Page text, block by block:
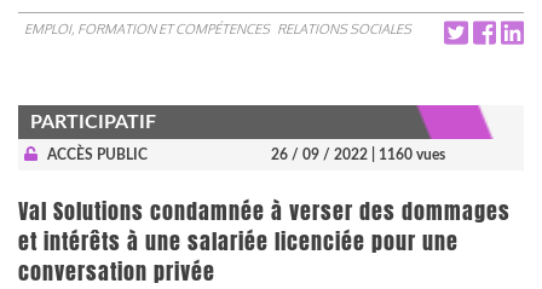
EMPLOI, FORMATION ET COMPÉTENCES RELATIONS SOCIALES
PARTICIPATIF
ACCÈS PUBLIC 26 / 09 / 2022 | 1160 vues
Val Solutions condamnée à verser des dommages
et intérêts à une salariée licenciée pour une
conversation privée